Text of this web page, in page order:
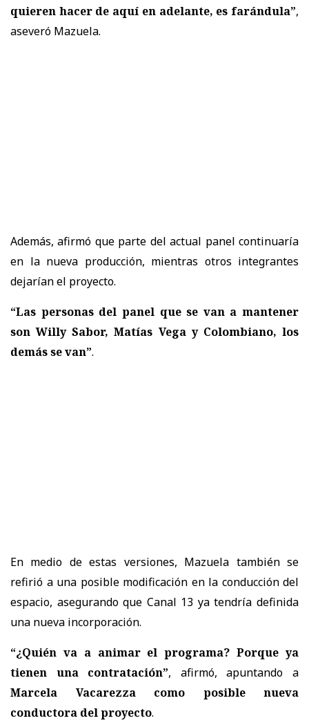
quieren hacer de aquí en adelante, es farándula”,
aseveró Mazuela.
Además, afirmó que parte del actual panel continuaría
en la nueva producción, mientras otros integrantes
dejarían el proyecto.
“Las personas del panel que se van a mantener
son Willy Sabor, Matías Vega y Colombiano, los
demás se van”.
En medio de estas versiones, Mazuela también se
refirió a una posible modificación en la conducción del
espacio, asegurando que Canal 13 ya tendría definida
una nueva incorporación.
“¿Quién va a animar el programa? Porque ya
tienen una contratación”, afirmó, apuntando a
Marcela Vacarezza como posible nueva
conductora del proyecto.